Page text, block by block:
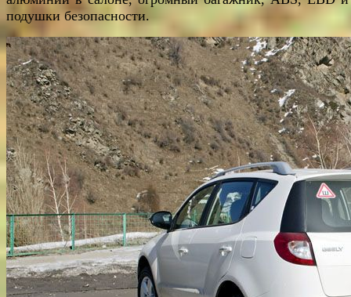
подушки безопасности.